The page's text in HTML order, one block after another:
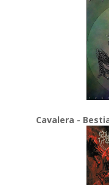
Cavalera -